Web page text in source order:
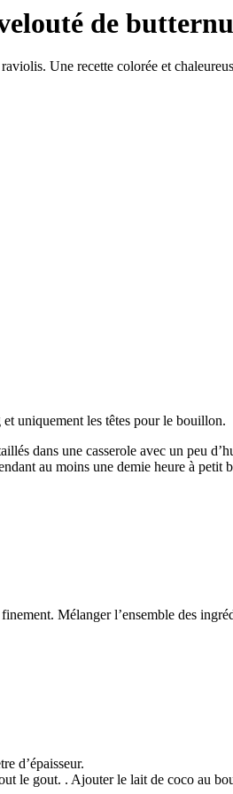
de
Une recette colorée et
uniquement les têtes pour le bouillon.
dans une casserole avec un peu
au moins une demie heure à petit
Mélanger l’ensemble des
d’épaisseur.
le gout. . Ajouter le lait de coco au